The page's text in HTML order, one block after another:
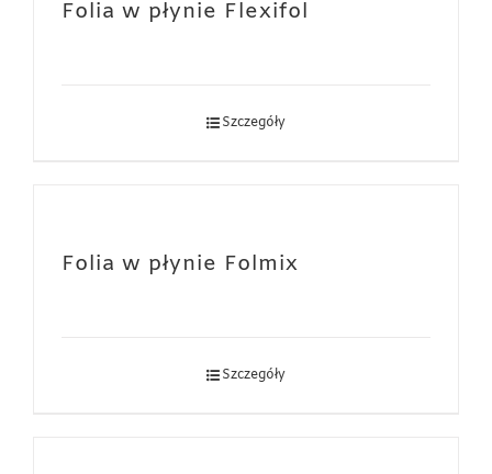
Folia w płynie Flexifol
Szczegóły
Folia w płynie Folmix
Szczegóły